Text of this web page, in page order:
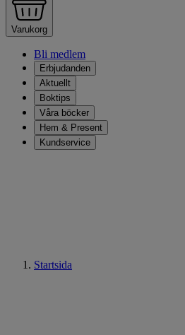
Varukorg
Bli medlem
Erbjudanden
Aktuellt
Boktips
Våra böcker
Hem & Present
Kundservice
Startsida